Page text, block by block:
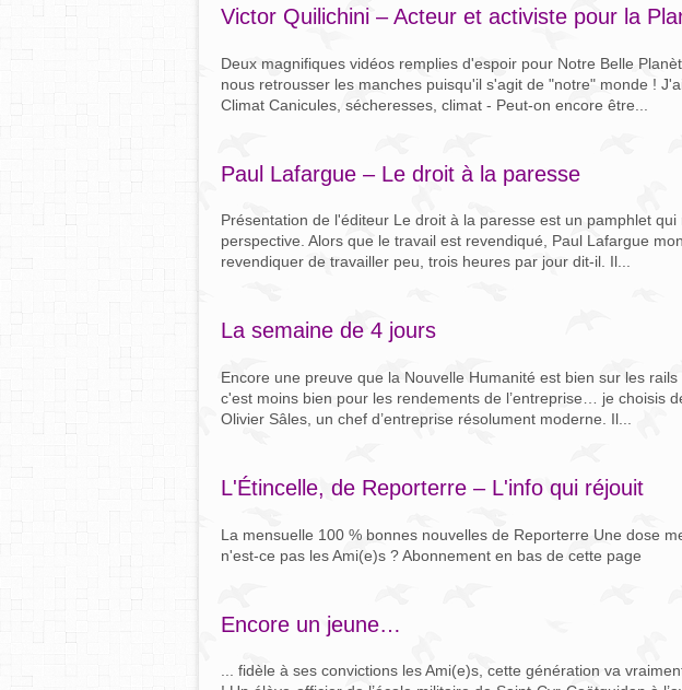
Victor Quilichini – Acteur et activiste pour la
Deux magnifiques vidéos remplies d'espoir pour Notre Belle
nous retrousser les manches puisqu'il s'agit de "notre" monde !
Climat Canicules, sécheresses, climat - Peut-on encore être...
Paul Lafargue – Le droit à la paresse
Présentation de l'éditeur Le droit à la paresse est un pamphlet
perspective. Alors que le travail est revendiqué, Paul Lafargue
revendiquer de travailler peu, trois heures par jour dit-il. Il...
La semaine de 4 jours
Encore une preuve que la Nouvelle Humanité est bien sur les
c'est moins bien pour les rendements de l’entreprise… je choisis
Olivier Sâles, un chef d’entreprise résolument moderne. Il...
L'Étincelle, de Reporterre – L'info qui réjouit
La mensuelle 100 % bonnes nouvelles de Reporterre Une dose
n'est-ce pas les Ami(e)s ? Abonnement en bas de cette page
Encore un jeune…
... fidèle à ses convictions les Ami(e)s, cette génération va